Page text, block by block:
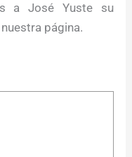
a José Yuste su
página.